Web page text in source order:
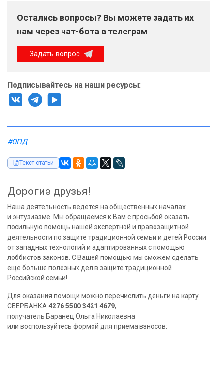
Остались вопросы? Вы можете задать их
нам через чат-бота в телеграм
Задать вопрос
Подписывайтесь на наши ресурсы:
#ОПД
Текст статьи
Дорогие друзья!
Наша деятельность ведется на общественных началах
и энтузиазме. Мы обращаемся к Вам с просьбой оказать
посильную помощь нашей экспертной и правозащитной
деятельности по защите традиционной семьи и детей России
от западных технологий и адаптированных с помощью
лоббистов законов. С Вашей помощью мы сможем сделать
еще больше полезных дел в защите традиционной
Российской семьи!
Для оказания помощи можно перечислить деньги на карту
СБЕРБАНКА 4276 5500 3421 4679,
получатель Баранец Ольга Николаевна
или воспользуйтесь формой для приема взносов: